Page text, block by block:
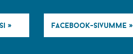
» facebook-sivumme »